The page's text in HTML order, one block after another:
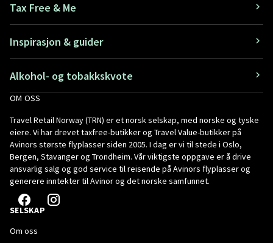
Tax Free & Me
Inspirasjon & guider
Alkohol- og tobakkskvote
OM OSS
Travel Retail Norway (TRN) er et norsk selskap, med norske og tyske
eiere. Vi har drevet taxfree-butikker og Travel Value-butikker på
Avinors største flyplasser siden 2005. I dag er vi til stede i Oslo,
Bergen, Stavanger og Trondheim. Vår viktigste oppgave er å drive
ansvarlig salg og god service til reisende på Avinors flyplasser og
generere inntekter til Avinor og det norske samfunnet.
SELSKAP
Om oss